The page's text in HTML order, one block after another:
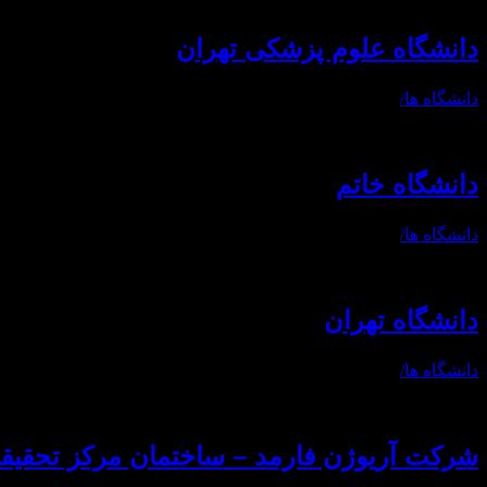
دانشگاه علوم پزشکی تهران
دانشگاه ها/
دانشگاه خاتم
دانشگاه ها/
دانشگاه تهران
دانشگاه ها/
شرکت آریوژن فارمد – ساختمان مرکز